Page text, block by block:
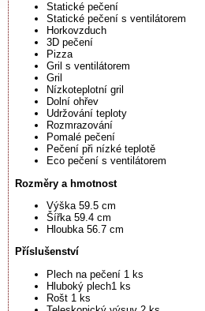
Statické pečení
Statické pečení s ventilátorem
Horkovzduch
3D pečení
Pizza
Gril s ventilátorem
Gril
Nízkoteplotní gril
Dolní ohřev
Udržování teploty
Rozmrazování
Pomalé pečení
Pečení při nízké teplotě
Eco pečení s ventilátorem
Rozměry a hmotnost
Výška 59.5 cm
Šířka 59.4 cm
Hloubka 56.7 cm
Příslušenství
Plech na pečení 1 ks
Hluboký plech1 ks
Rošt 1 ks